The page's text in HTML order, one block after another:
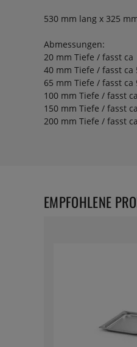
530 mm lang x 325
Abmessungen:
20 mm Tiefe / fasst ca
40 mm Tiefe / fasst ca
65 mm Tiefe / fasst ca
100 mm Tiefe / fasst
150 mm Tiefe / fasst
200 mm Tiefe / fasst
EMPFOHLENE